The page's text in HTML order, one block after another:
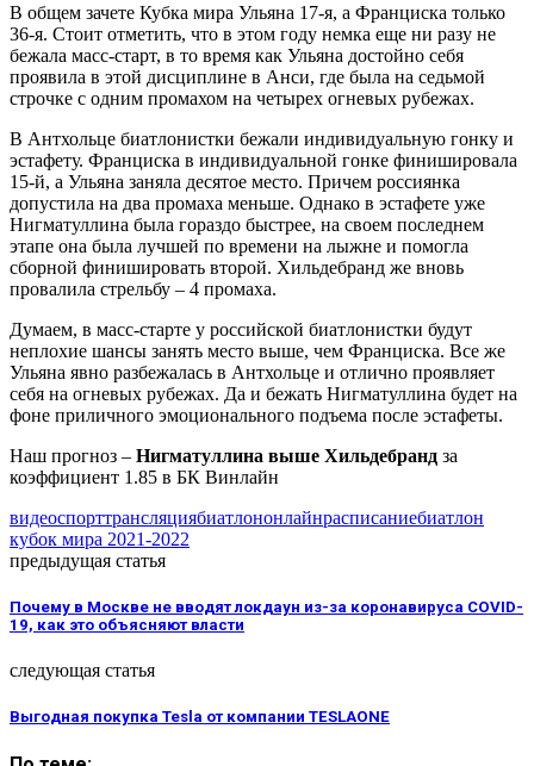
В общем зачете Кубка мира Ульяна 17-я, а Франциска только
36-я. Стоит отметить, что в этом году немка еще ни разу не
бежала масс-старт, в то время как Ульяна достойно себя
проявила в этой дисциплине в Анси, где была на седьмой
строчке с одним промахом на четырех огневых рубежах.
В Антхольце биатлонистки бежали индивидуальную гонку и
эстафету. Франциска в индивидуальной гонке финишировала
15-й, а Ульяна заняла десятое место. Причем россиянка
допустила на два промаха меньше. Однако в эстафете уже
Нигматуллина была гораздо быстрее, на своем последнем
этапе она была лучшей по времени на лыжне и помогла
сборной финишировать второй. Хильдебранд же вновь
провалила стрельбу – 4 промаха.
Думаем, в масс-старте у российской биатлонистки будут
неплохие шансы занять место выше, чем Франциска. Все же
Ульяна явно разбежалась в Антхольце и отлично проявляет
себя на огневых рубежах. Да и бежать Нигматуллина будет на
фоне приличного эмоционального подъема после эстафеты.
Наш прогноз – Нигматуллина выше Хильдебранд за
коэффициент 1.85 в БК Винлайн
видеоспорттрансляциябиатлононлайнрасписаниебиатлон
кубок мира 2021-2022
предыдущая статья
Почему в Москве не вводят локдаун из-за коронавируса COVID-
19, как это объясняют власти
следующая статья
Выгодная покупка Tesla от компании TESLAONE